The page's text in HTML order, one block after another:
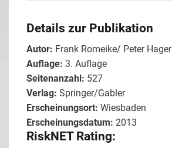
Details zur Publikation
Autor: Frank Romeike/ Peter Hager
Auflage: 3. Auflage
Seitenanzahl: 527
Verlag: Springer/Gabler
Erscheinungsort: Wiesbaden
Erscheinungsdatum: 2013
RiskNET Rating: